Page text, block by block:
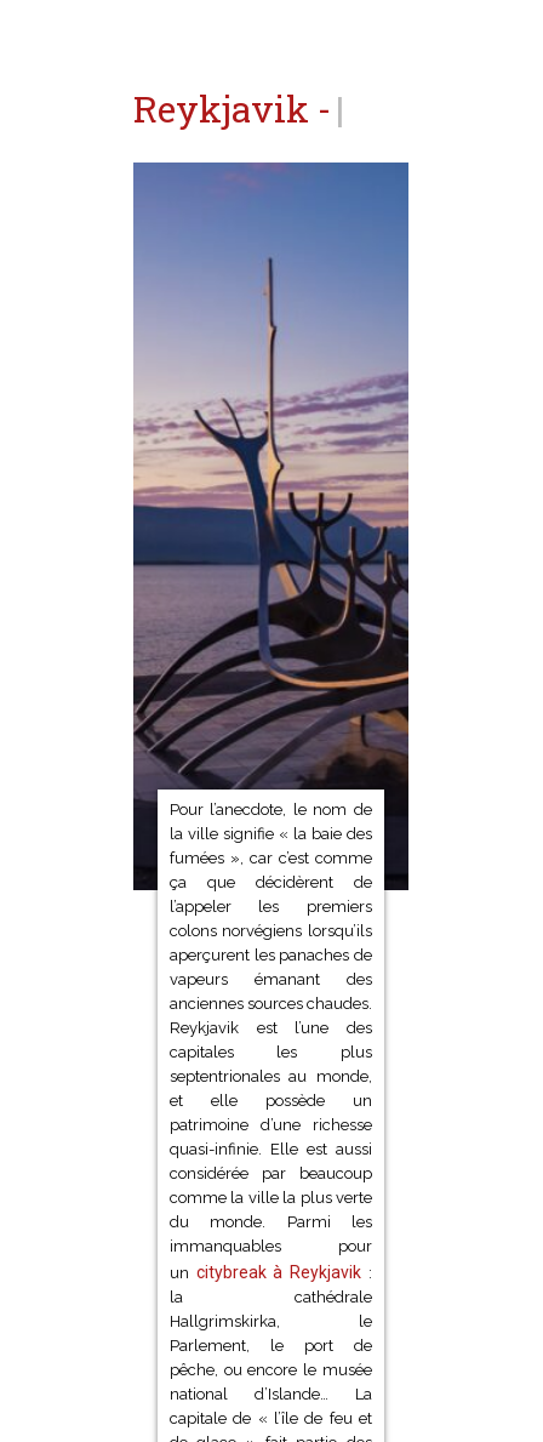
Reykjavik -
Islande|
Pour l’anecdote, le nom de
la ville signifie « la baie des
fumées », car c’est comme
ça que décidèrent de
l’appeler les premiers
colons norvégiens lorsqu’ils
aperçurent les panaches de
vapeurs émanant des
anciennes sources chaudes.
Reykjavik est l’une des
capitales les plus
septentrionales au monde,
et elle possède un
patrimoine d’une richesse
quasi-infinie. Elle est aussi
considérée par beaucoup
comme la ville la plus verte
du monde. Parmi les
immanquables pour
uncitybreak à Reykjavik:
la cathédrale
Hallgrimskirka, le
Parlement, le port de
pêche, ou encore le musée